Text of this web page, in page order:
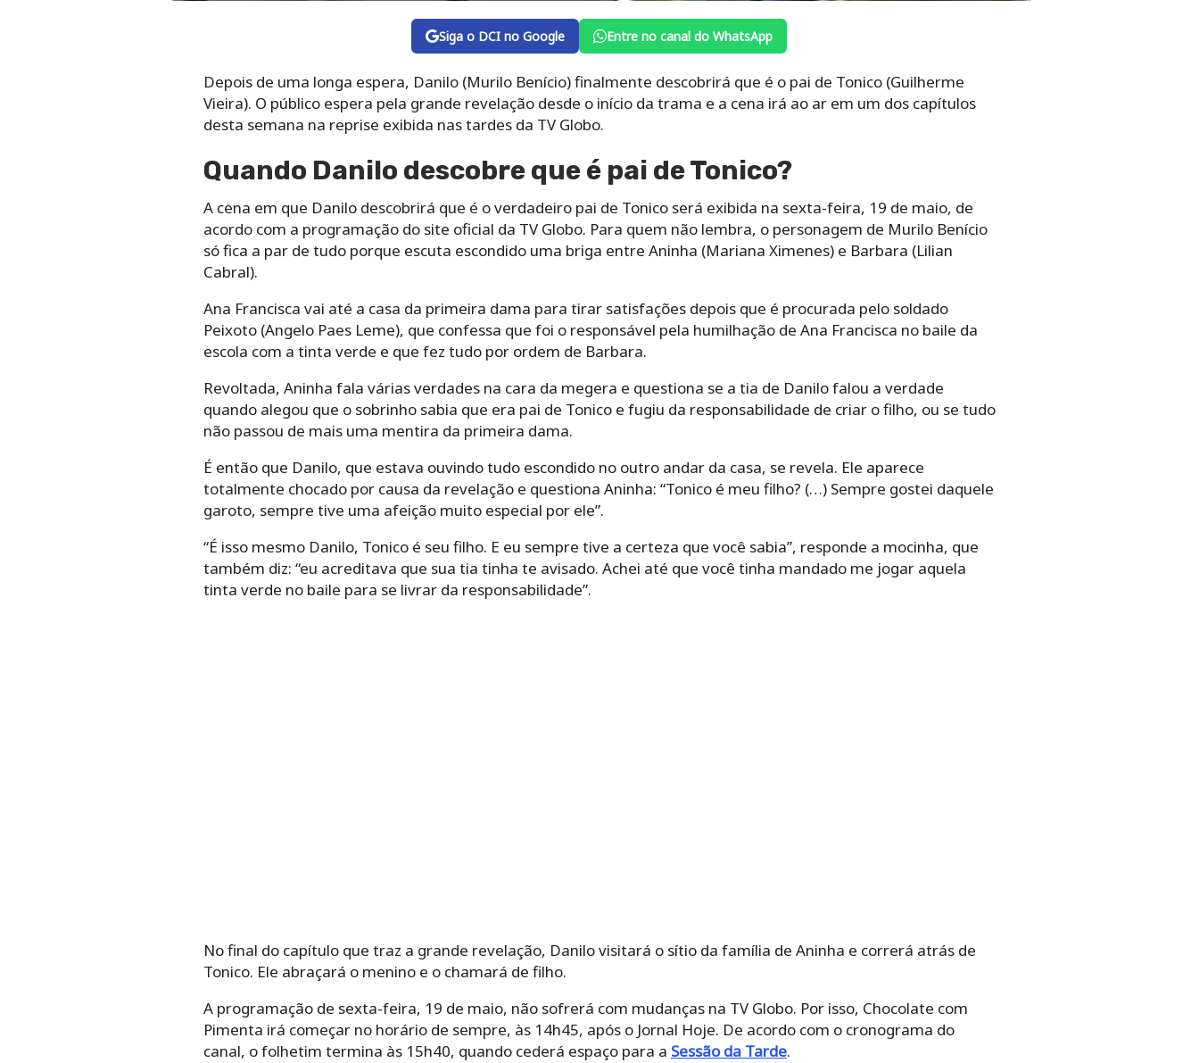
Siga o DCI no Google Entre no canal do WhatsApp
Depois de uma longa espera, Danilo (Murilo Benício) finalmente descobrirá que é o pai de Tonico (Guilherme
Vieira). O público espera pela grande revelação desde o início da trama e a cena irá ao ar em um dos capítulos
desta semana na reprise exibida nas tardes da TV Globo.
Quando Danilo descobre que é pai de Tonico?
A cena em que Danilo descobrirá que é o verdadeiro pai de Tonico será exibida na sexta-feira, 19 de maio, de
acordo com a programação do site oficial da TV Globo. Para quem não lembra, o personagem de Murilo Benício
só fica a par de tudo porque escuta escondido uma briga entre Aninha (Mariana Ximenes) e Barbara (Lilian
Cabral).
Ana Francisca vai até a casa da primeira dama para tirar satisfações depois que é procurada pelo soldado
Peixoto (Angelo Paes Leme), que confessa que foi o responsável pela humilhação de Ana Francisca no baile da
escola com a tinta verde e que fez tudo por ordem de Barbara.
Revoltada, Aninha fala várias verdades na cara da megera e questiona se a tia de Danilo falou a verdade
quando alegou que o sobrinho sabia que era pai de Tonico e fugiu da responsabilidade de criar o filho, ou se tudo
não passou de mais uma mentira da primeira dama.
É então que Danilo, que estava ouvindo tudo escondido no outro andar da casa, se revela. Ele aparece
totalmente chocado por causa da revelação e questiona Aninha: “Tonico é meu filho? (…) Sempre gostei daquele
garoto, sempre tive uma afeição muito especial por ele”.
“É isso mesmo Danilo, Tonico é seu filho. E eu sempre tive a certeza que você sabia”, responde a mocinha, que
também diz: “eu acreditava que sua tia tinha te avisado. Achei até que você tinha mandado me jogar aquela
tinta verde no baile para se livrar da responsabilidade”.
No final do capítulo que traz a grande revelação, Danilo visitará o sítio da família de Aninha e correrá atrás de
Tonico. Ele abraçará o menino e o chamará de filho.
A programação de sexta-feira, 19 de maio, não sofrerá com mudanças na TV Globo. Por isso, Chocolate com
Pimenta irá começar no horário de sempre, às 14h45, após o Jornal Hoje. De acordo com o cronograma do
canal, o folhetim termina às 15h40, quando cederá espaço para a Sessão da Tarde.